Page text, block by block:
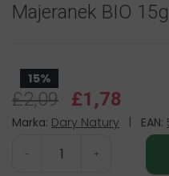
Majeranek BIO
15%
£2,09 £1,78
Marka: Dary Natury EAN:
- +